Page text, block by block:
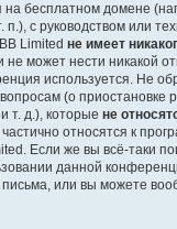
на бесплатном домене
п.), с руководством или
Limited не имеет
не может нести никакой
используется. Не
(о приостановке
т. д.), которые не
относятся к
Если же вы всё-таки
данной
или вы можете